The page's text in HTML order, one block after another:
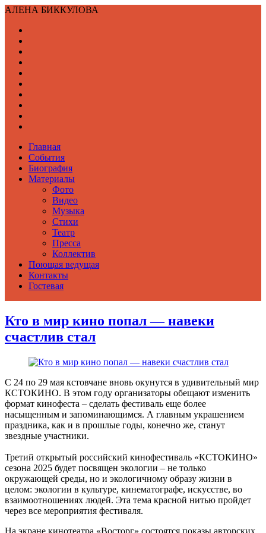
АЛЕНА БИККУЛОВА
Главная
События
Биография
Материалы
Фото
Видео
Музыка
Стихи
Театр
Пресса
Коллектив
Поющая ведущая
Контакты
Гостевая
Кто в мир кино попал — навеки
счастлив стал
С 24 по 29 мая кстовчане вновь окунутся в удивительный мир
КСТОКИНО. В этом году организаторы обещают изменить
формат кинофеста – сделать фестиваль еще более
насыщенным и запоминающимся. А главным украшением
праздника, как и в прошлые годы, конечно же, станут
звездные участники.
Третий открытый российский кинофестиваль «КСТОКИНО»
сезона 2025 будет посвящен экологии – не только
окружающей среды, но и экологичному образу жизни в
целом: экологии в культуре, кинематографе, искусстве, во
взаимоотношениях людей. Эта тема красной нитью пройдет
через все мероприятия фестиваля.
На экране кинотеатра «Восторг» состоятся показы авторских